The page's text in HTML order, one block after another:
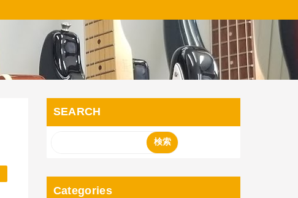
SEARCH
Categories